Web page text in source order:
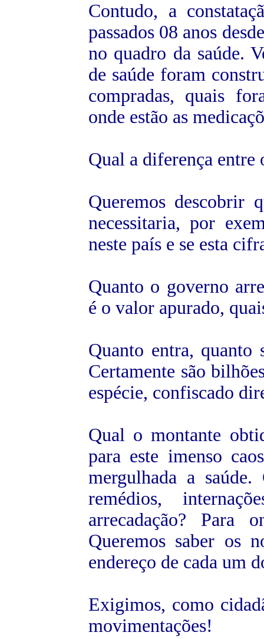
Contudo, a
passados 08 anos
no quadro da saúde.
de saúde foram
compradas, quais
onde estão as
Qual a diferença entre
Queremos descobrir
necessitaria, por
neste país e se esta
Quanto o governo
é o valor apurado,
Quanto entra, quanto
Certamente são
espécie, confiscado
Qual o montante
para este imenso
mergulhada a
remédios,
arrecadação? Para
Queremos saber os
endereço de cada um
Exigimos, como
movimentações!